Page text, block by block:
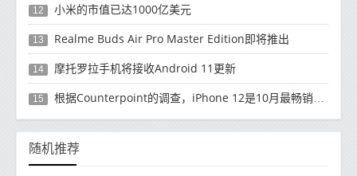
12 小米的市值已达1000亿美元
13 Realme Buds Air Pro Master Edition即将推出
14 摩托罗拉手机将接收Android 11更新
15 根据Counterpoint的调查，iPhone 12是10月最畅销的5G手机
随机推荐